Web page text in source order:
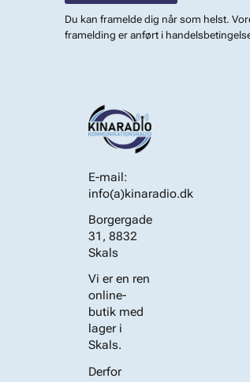
Du kan framelde dig når som helst.
framelding er anført i
E-mail:
info(a)kinaradio.dk
Borgergade
31, 8832
Skals
Vi er en ren
online-
butik med
lager i
Skals.
Derfor